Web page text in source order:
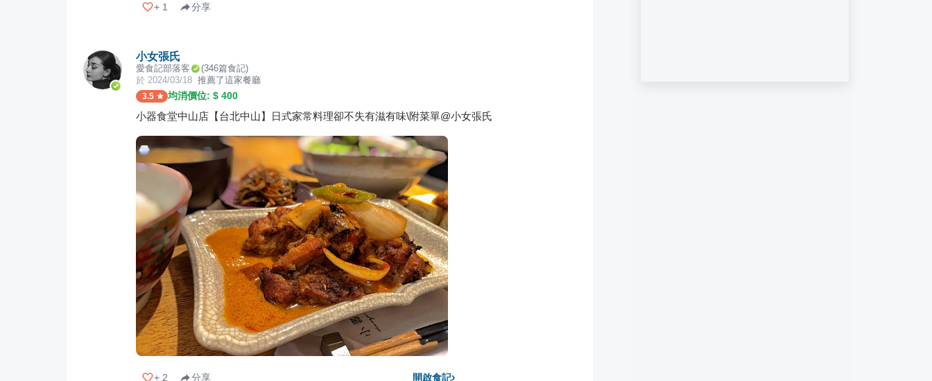
+ 1 分享
小女張氏
愛食記部落客 (346篇食記)
於 2024/03/18 推薦了這家餐廳
3.5 均消價位: $ 400
小器食堂中山店【台北中山】日式家常料理卻不失有滋有味\附菜單@小女張氏
+ 2 分享 開啟食記›